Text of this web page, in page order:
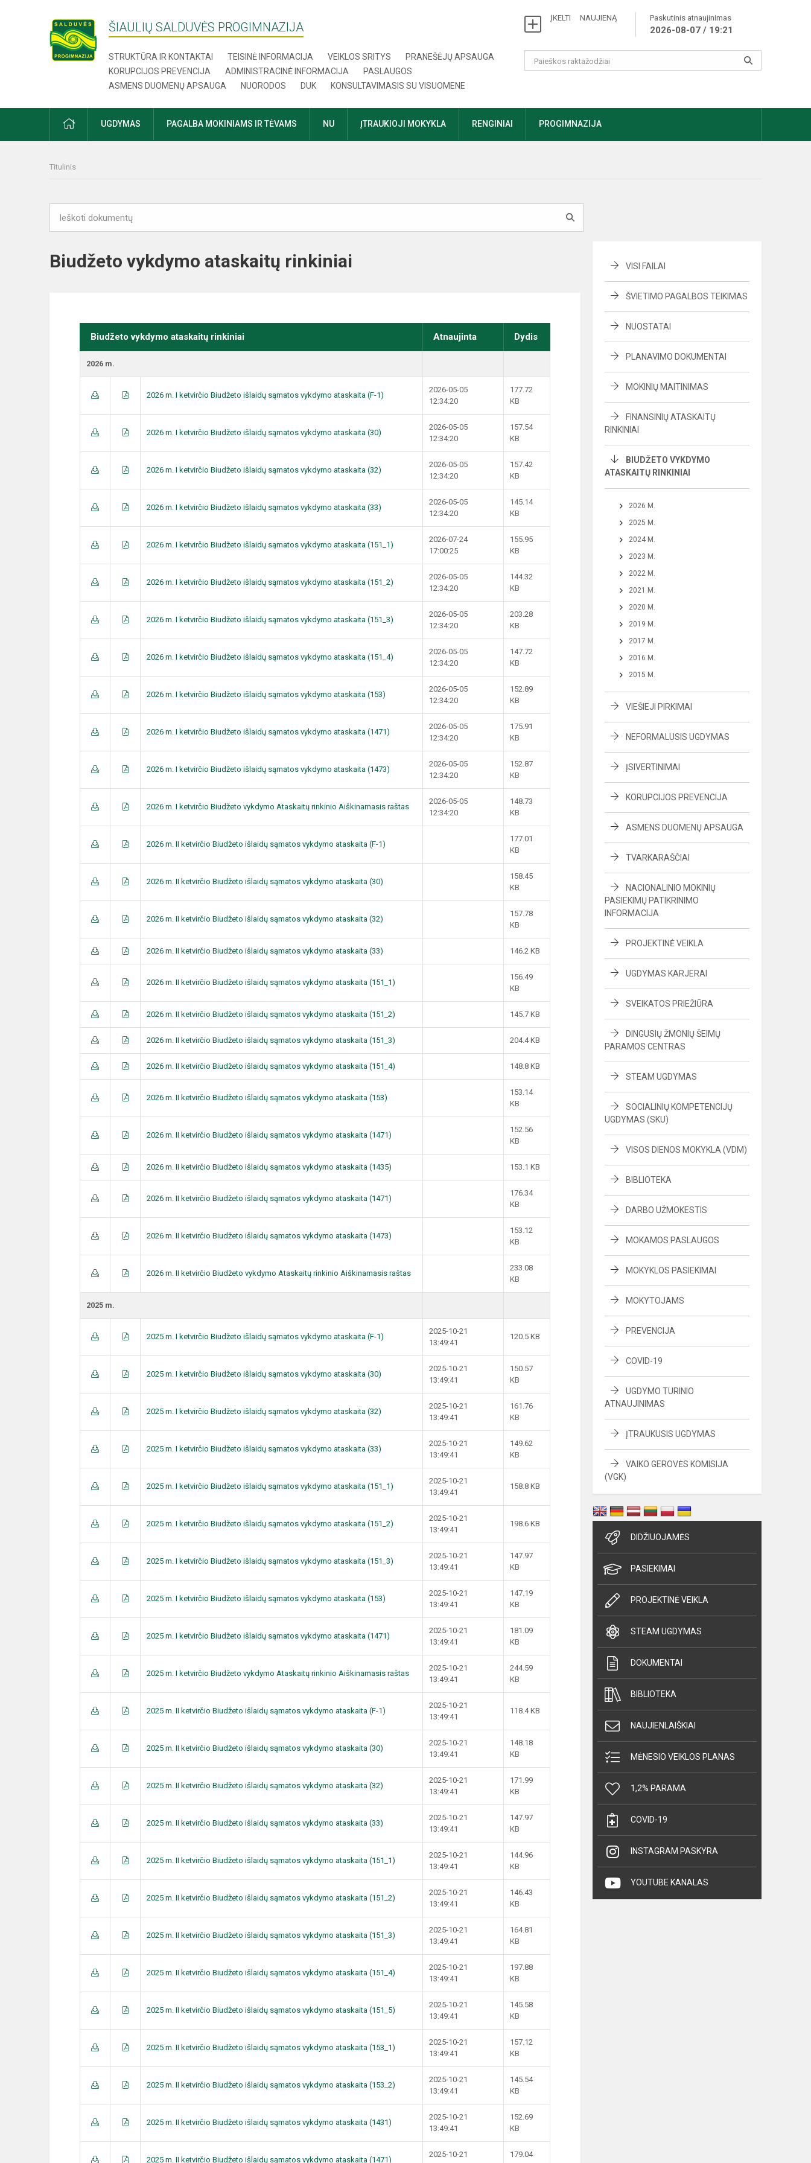
ŠIAULIŲ SALDUVĖS PROGIMNAZIJA
STRUKTŪRA IR KONTAKTAI TEISINĖ INFORMACIJA VEIKLOS SRITYS
PRANEŠĖJŲ APSAUGA
KORUPCIJOS PREVENCIJA
ADMINISTRACINĖ INFORMACIJA
PASLAUGOS
ASMENS DUOMENŲ APSAUGA
NUORODOS DUK KONSULTAVIMASIS SU VISUOMENE
ĮKELTI NAUJIENĄ Paskutinis atnaujinimas
2026-08-07 / 19:21
UGDYMAS PAGALBA MOKINIAMS IR TĖVAMS NU ĮTRAUKIOJI MOKYKLA RENGINIAI PROGIMNAZIJA
Titulinis
Biudžeto vykdymo ataskaitų rinkiniai
Biudžeto vykdymo ataskaitų rinkiniai Atnaujinta Dydis
2026 m.
2026 m. I ketvirčio Biudžeto išlaidų sąmatos vykdymo ataskaita (F-1)
2026-05-05
12:34:20
177.72
KB
2026 m. I ketvirčio Biudžeto išlaidų sąmatos vykdymo ataskaita (30)
2026-05-05
12:34:20
157.54
KB
2026 m. I ketvirčio Biudžeto išlaidų sąmatos vykdymo ataskaita (32)
2026-05-05
12:34:20
157.42
KB
2026 m. I ketvirčio Biudžeto išlaidų sąmatos vykdymo ataskaita (33)
2026-05-05
12:34:20
145.14
KB
2026 m. I ketvirčio Biudžeto išlaidų sąmatos vykdymo ataskaita (151_1)
2026-07-24
17:00:25
155.95
KB
2026 m. I ketvirčio Biudžeto išlaidų sąmatos vykdymo ataskaita (151_2)
2026-05-05
12:34:20
144.32
KB
2026 m. I ketvirčio Biudžeto išlaidų sąmatos vykdymo ataskaita (151_3)
2026-05-05
12:34:20
203.28
KB
2026 m. I ketvirčio Biudžeto išlaidų sąmatos vykdymo ataskaita (151_4)
2026-05-05
12:34:20
147.72
KB
2026 m. I ketvirčio Biudžeto išlaidų sąmatos vykdymo ataskaita (153)
2026-05-05
12:34:20
152.89
KB
2026 m. I ketvirčio Biudžeto išlaidų sąmatos vykdymo ataskaita (1471)
2026-05-05
12:34:20
175.91
KB
2026 m. I ketvirčio Biudžeto išlaidų sąmatos vykdymo ataskaita (1473)
2026-05-05
12:34:20
152.87
KB
2026 m. I ketvirčio Biudžeto vykdymo Ataskaitų rinkinio Aiškinamasis raštas
2026-05-05
12:34:20
148.73
KB
2026 m. II ketvirčio Biudžeto išlaidų sąmatos vykdymo ataskaita (F-1)
177.01
KB
2026 m. II ketvirčio Biudžeto išlaidų sąmatos vykdymo ataskaita (30)
158.45
KB
2026 m. II ketvirčio Biudžeto išlaidų sąmatos vykdymo ataskaita (32)
157.78
KB
2026 m. II ketvirčio Biudžeto išlaidų sąmatos vykdymo ataskaita (33) 146.2 KB
2026 m. II ketvirčio Biudžeto išlaidų sąmatos vykdymo ataskaita (151_1)
156.49
KB
2026 m. II ketvirčio Biudžeto išlaidų sąmatos vykdymo ataskaita (151_2) 145.7 KB
2026 m. II ketvirčio Biudžeto išlaidų sąmatos vykdymo ataskaita (151_3) 204.4 KB
2026 m. II ketvirčio Biudžeto išlaidų sąmatos vykdymo ataskaita (151_4) 148.8 KB
2026 m. II ketvirčio Biudžeto išlaidų sąmatos vykdymo ataskaita (153)
153.14
KB
2026 m. II ketvirčio Biudžeto išlaidų sąmatos vykdymo ataskaita (1471)
152.56
KB
2026 m. II ketvirčio Biudžeto išlaidų sąmatos vykdymo ataskaita (1435) 153.1 KB
2026 m. II ketvirčio Biudžeto išlaidų sąmatos vykdymo ataskaita (1471)
176.34
KB
2026 m. II ketvirčio Biudžeto išlaidų sąmatos vykdymo ataskaita (1473)
153.12
KB
2026 m. II ketvirčio Biudžeto vykdymo Ataskaitų rinkinio Aiškinamasis raštas
233.08
KB
2025 m.
2025 m. I ketvirčio Biudžeto išlaidų sąmatos vykdymo ataskaita (F-1)
2025-10-21
13:49:41
120.5 KB
2025 m. I ketvirčio Biudžeto išlaidų sąmatos vykdymo ataskaita (30)
2025-10-21
13:49:41
150.57
KB
2025 m. I ketvirčio Biudžeto išlaidų sąmatos vykdymo ataskaita (32)
2025-10-21
13:49:41
161.76
KB
2025 m. I ketvirčio Biudžeto išlaidų sąmatos vykdymo ataskaita (33)
2025-10-21
13:49:41
149.62
KB
2025 m. I ketvirčio Biudžeto išlaidų sąmatos vykdymo ataskaita (151_1)
2025-10-21
13:49:41
158.8 KB
2025 m. I ketvirčio Biudžeto išlaidų sąmatos vykdymo ataskaita (151_2)
2025-10-21
13:49:41
198.6 KB
2025 m. I ketvirčio Biudžeto išlaidų sąmatos vykdymo ataskaita (151_3)
2025-10-21
13:49:41
147.97
KB
2025 m. I ketvirčio Biudžeto išlaidų sąmatos vykdymo ataskaita (153)
2025-10-21
13:49:41
147.19
KB
2025 m. I ketvirčio Biudžeto išlaidų sąmatos vykdymo ataskaita (1471)
2025-10-21
13:49:41
181.09
KB
2025 m. I ketvirčio Biudžeto vykdymo Ataskaitų rinkinio Aiškinamasis raštas
2025-10-21
13:49:41
244.59
KB
2025 m. II ketvirčio Biudžeto išlaidų sąmatos vykdymo ataskaita (F-1)
2025-10-21
13:49:41
118.4 KB
2025 m. II ketvirčio Biudžeto išlaidų sąmatos vykdymo ataskaita (30)
2025-10-21
13:49:41
148.18
KB
2025 m. II ketvirčio Biudžeto išlaidų sąmatos vykdymo ataskaita (32)
2025-10-21
13:49:41
171.99
KB
2025 m. II ketvirčio Biudžeto išlaidų sąmatos vykdymo ataskaita (33)
2025-10-21
13:49:41
147.97
KB
2025 m. II ketvirčio Biudžeto išlaidų sąmatos vykdymo ataskaita (151_1)
2025-10-21
13:49:41
144.96
KB
2025 m. II ketvirčio Biudžeto išlaidų sąmatos vykdymo ataskaita (151_2)
2025-10-21
13:49:41
146.43
KB
2025 m. II ketvirčio Biudžeto išlaidų sąmatos vykdymo ataskaita (151_3)
2025-10-21
13:49:41
164.81
KB
2025 m. II ketvirčio Biudžeto išlaidų sąmatos vykdymo ataskaita (151_4)
2025-10-21
13:49:41
197.88
KB
2025 m. II ketvirčio Biudžeto išlaidų sąmatos vykdymo ataskaita (151_5)
2025-10-21
13:49:41
145.58
KB
2025 m. II ketvirčio Biudžeto išlaidų sąmatos vykdymo ataskaita (153_1)
2025-10-21
13:49:41
157.12
KB
2025 m. II ketvirčio Biudžeto išlaidų sąmatos vykdymo ataskaita (153_2)
2025-10-21
13:49:41
145.54
KB
2025 m. II ketvirčio Biudžeto išlaidų sąmatos vykdymo ataskaita (1431)
2025-10-21
13:49:41
152.69
KB
2025 m. II ketvirčio Biudžeto išlaidų sąmatos vykdymo ataskaita (1471)
2025-10-21
179.04
VISI FAILAI
ŠVIETIMO PAGALBOS TEIKIMAS
NUOSTATAI
PLANAVIMO DOKUMENTAI
MOKINIŲ MAITINIMAS
FINANSINIŲ ATASKAITŲ
RINKINIAI
BIUDŽETO VYKDYMO
ATASKAITŲ RINKINIAI
2026 M.
2025 M.
2024 M.
2023 M.
2022 M.
2021 M.
2020 M.
2019 M.
2017 M.
2016 M.
2015 M.
VIEŠIEJI PIRKIMAI
NEFORMALUSIS UGDYMAS
ĮSIVERTINIMAI
KORUPCIJOS PREVENCIJA
ASMENS DUOMENŲ APSAUGA
TVARKARAŠČIAI
NACIONALINIO MOKINIŲ
PASIEKIMŲ PATIKRINIMO
INFORMACIJA
PROJEKTINĖ VEIKLA
UGDYMAS KARJERAI
SVEIKATOS PRIEŽIŪRA
DINGUSIŲ ŽMONIŲ ŠEIMŲ
PARAMOS CENTRAS
STEAM UGDYMAS
SOCIALINIŲ KOMPETENCIJŲ
UGDYMAS (SKU)
VISOS DIENOS MOKYKLA (VDM)
BIBLIOTEKA
DARBO UŽMOKESTIS
MOKAMOS PASLAUGOS
MOKYKLOS PASIEKIMAI
MOKYTOJAMS
PREVENCIJA
COVID-19
UGDYMO TURINIO
ATNAUJINIMAS
ĮTRAUKUSIS UGDYMAS
VAIKO GEROVĖS KOMISIJA
(VGK)
DIDŽIUOJAMĖS
PASIEKIMAI
PROJEKTINĖ VEIKLA
STEAM UGDYMAS
DOKUMENTAI
BIBLIOTEKA
NAUJIENLAIŠKIAI
MĖNESIO VEIKLOS PLANAS
1,2% PARAMA
COVID-19
INSTAGRAM PASKYRA
YOUTUBE KANALAS